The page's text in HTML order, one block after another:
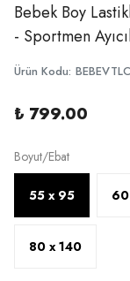
Bebek Boy
- Sportmen
Ürün Kodu:
₺ 799.00
Boyut/Ebat
55 x 95
80 x 140